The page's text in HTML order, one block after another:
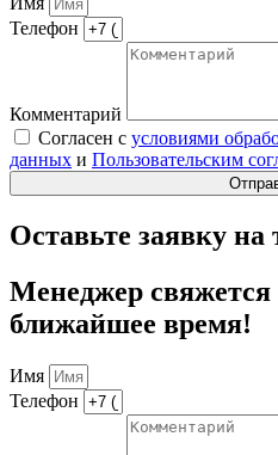
Телефон
Комментарий
Согласен с условиями
данных и Пользовательским
Оставьте заявку на
Менеджер свяжется
ближайшее время!
Имя
Телефон